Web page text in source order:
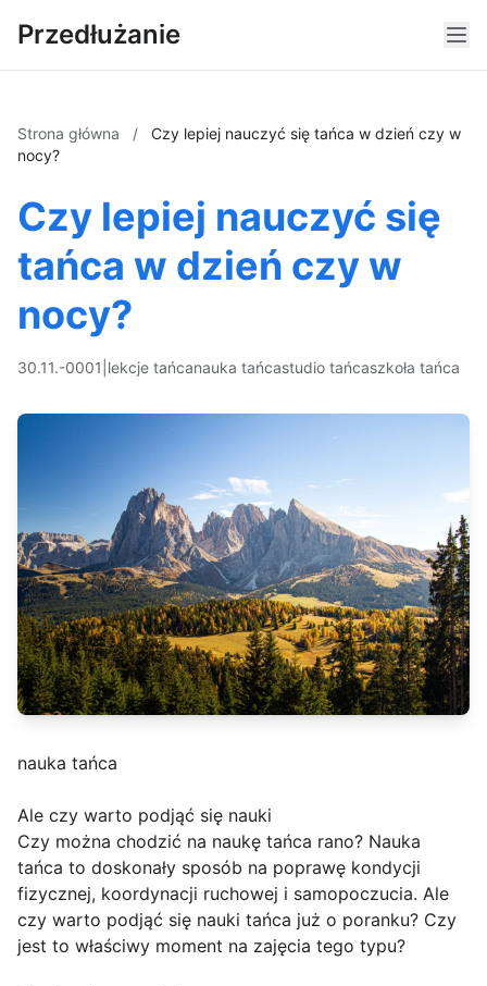
Przedłużanie
Strona główna /
Czy lepiej nauczyć się tańca w dzień czy w
nocy?
Czy lepiej nauczyć się
tańca w dzień czy w
nocy?
30.11.-0001 lekcje tańcanauka tańcastudio tańcaszkoła tańca
nauka tańca
Ale czy warto podjąć się nauki
Czy można chodzić na naukę tańca rano? Nauka
tańca to doskonały sposób na poprawę kondycji
fizycznej, koordynacji ruchowej i samopoczucia. Ale
czy warto podjąć się nauki tańca już o poranku? Czy
jest to właściwy moment na zajęcia tego typu?